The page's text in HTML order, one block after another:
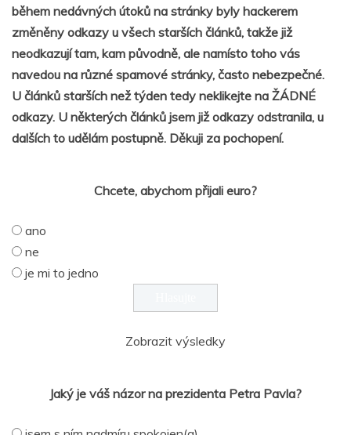
během nedávných útoků na stránky byly hackerem
změněny odkazy u všech starších článků, takže již
neodkazují tam, kam původně, ale namísto toho vás
navedou na různé spamové stránky, často nebezpečné.
U článků starších než týden tedy neklikejte na ŽÁDNÉ
odkazy. U některých článků jsem již odkazy odstranila, u
dalších to udělám postupně. Děkuji za pochopení.
Chcete, abychom přijali euro?
ano
ne
je mi to jedno
Zobrazit výsledky
Jaký je váš názor na prezidenta Petra Pavla?